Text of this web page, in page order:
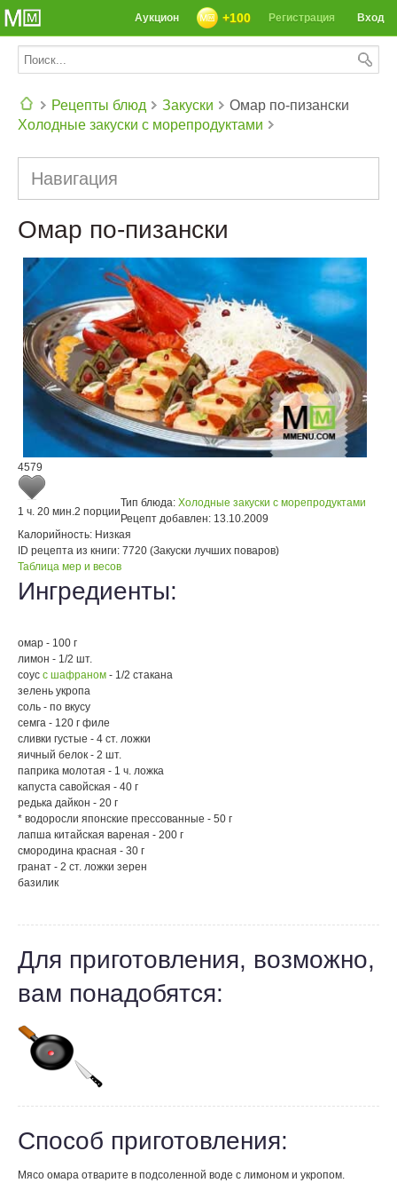
Вход
Регистрация
+100
Аукцион
Рецепты блюд
Закуски
Холодные закуски с морепродуктами
Омар по-пизански
Навигация
Омар по-пизански
4579
1 ч. 20 мин. 2 порции
Тип блюда: Холодные закуски с морепродуктами
Рецепт добавлен: 13.10.2009
Калорийность: Низкая
ID рецепта из книги: 7720 (Закуски лучших поваров)
Таблица мер и весов
Ингредиенты:
омар - 100 г
лимон - 1/2 шт.
соус с шафраном - 1/2 стакана
зелень укропа
соль - по вкусу
семга - 120 г филе
сливки густые - 4 ст. ложки
яичный белок - 2 шт.
паприка молотая - 1 ч. ложка
капуста савойская - 40 г
редька дайкон - 20 г
* водоросли японские прессованные - 50 г
лапша китайская вареная - 200 г
смородина красная - 30 г
гранат - 2 ст. ложки зерен
базилик
Для приготовления, возможно,
вам понадобятся:
Способ приготовления:
Мясо омара отварите в подсоленной воде с лимоном и укропом.